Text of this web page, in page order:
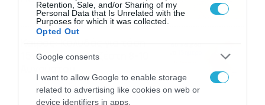
Retention, Sale, and/or Sharing of my
Personal Data that Is Unrelated with the
Purposes for which it was collected.
Opted Out
Google consents
I want to allow Google to enable storage
related to advertising like cookies on web or
device identifiers in apps.
04/08/2026 22:07
Καιρός: Κολυδάς για τάση
15νθημέρου και ζέστη 8-10
04/08/2026 21:46